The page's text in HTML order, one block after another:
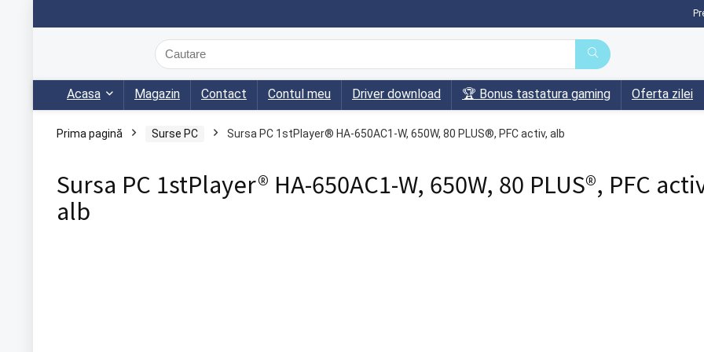
Acasa Magazin Contact Contul meu Driver download 🏆 Bonus tastatura gaming Oferta zilei
Prima pagină Surse PC Sursa PC 1stPlayer® HA-650AC1-W, 650W, 80 PLUS®, PFC activ, alb
Sursa PC 1stPlayer® HA-650AC1-W, 650W, 80 PLUS®, PFC
alb